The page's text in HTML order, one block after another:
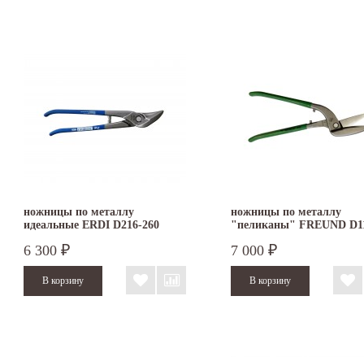
ножницы по металлу
идеальные ERDI D216-260
6 300 ₽
ножницы по металлу
"пеликаны" FREUND
7 000 ₽